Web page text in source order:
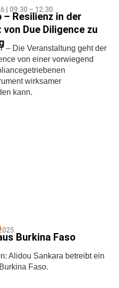
| 09:30 – 12:30
Resilienz in der
Due Diligence zu
– Die Veranstaltung geht der
von einer vorwiegend
wirksamer
kann.
Burkina Faso
Alidou Sankara betreibt ein
Faso.